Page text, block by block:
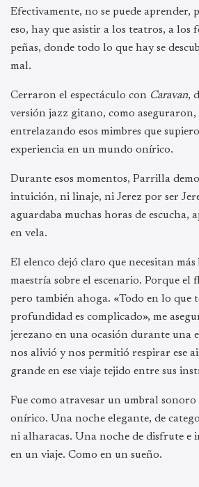
Efectivamente, no se puede aprender,
eso, hay que asistir a los teatros, a los
peñas, donde todo lo que hay se
mal.
Cerraron el espectáculo con Caravan,
versión jazz gitano, como
entrelazando esos mimbres que
experiencia en un mundo onírico.
Durante esos momentos, Parrilla
intuición, ni linaje, ni Jerez por ser
aguardaba muchas horas de escucha,
en vela.
El elenco dejó claro que necesitan
maestría sobre el escenario. Porque el
pero también ahoga. «Todo en lo que
profundidad es complicado», me
jerezano en una ocasión durante una
nos alivió y nos permitió respirar ese
grande en ese viaje tejido entre sus
Fue como atravesar un umbral
onírico. Una noche elegante, de
ni alharacas. Una noche de disfrute e
en un viaje. Como en un sueño.